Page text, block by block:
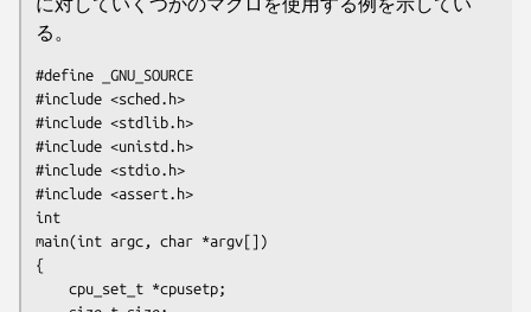
に対していくつかのマクロを使用する例を示してい
る。
#define _GNU_SOURCE
#include <sched.h>
#include <stdlib.h>
#include <unistd.h>
#include <stdio.h>
#include <assert.h>
int
main(int argc, char *argv[])
{